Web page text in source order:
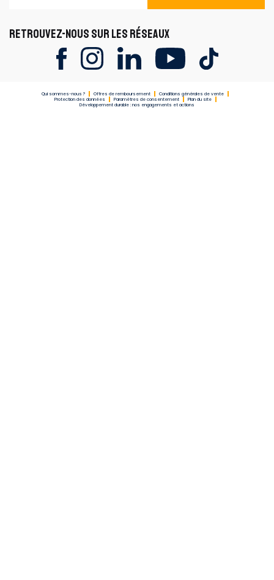
RETROUVEZ-NOUS SUR LES RÉSEAUX
Qui sommes-nous ? Offres de remboursement
Conditions générales de vente
Protection des données
Paramètres de consentement
Plan du site
Développement durable : nos engagements et actions